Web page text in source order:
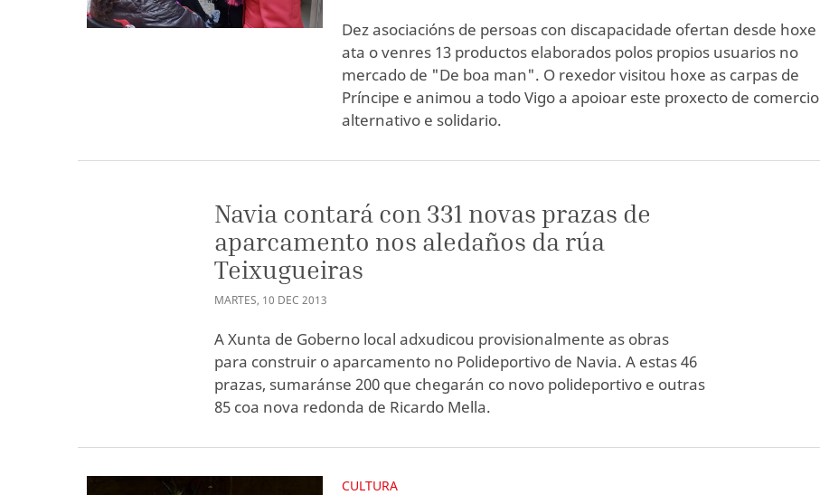
Dez asociacións de persoas con discapacidade ofertan desde hoxe
ata o venres 13 productos elaborados polos propios usuarios no
mercado de "De boa man". O rexedor visitou hoxe as carpas de
Príncipe e animou a todo Vigo a apoioar este proxecto de comercio
alternativo e solidario.
Navia contará con 331 novas prazas de
aparcamento nos aledaños da rúa
Teixugueiras
MARTES, 10 DEC 2013
A Xunta de Goberno local adxudicou provisionalmente as obras
para construir o aparcamento no Polideportivo de Navia. A estas 46
prazas, sumaránse 200 que chegarán co novo polideportivo e outras
85 coa nova redonda de Ricardo Mella.
CULTURA